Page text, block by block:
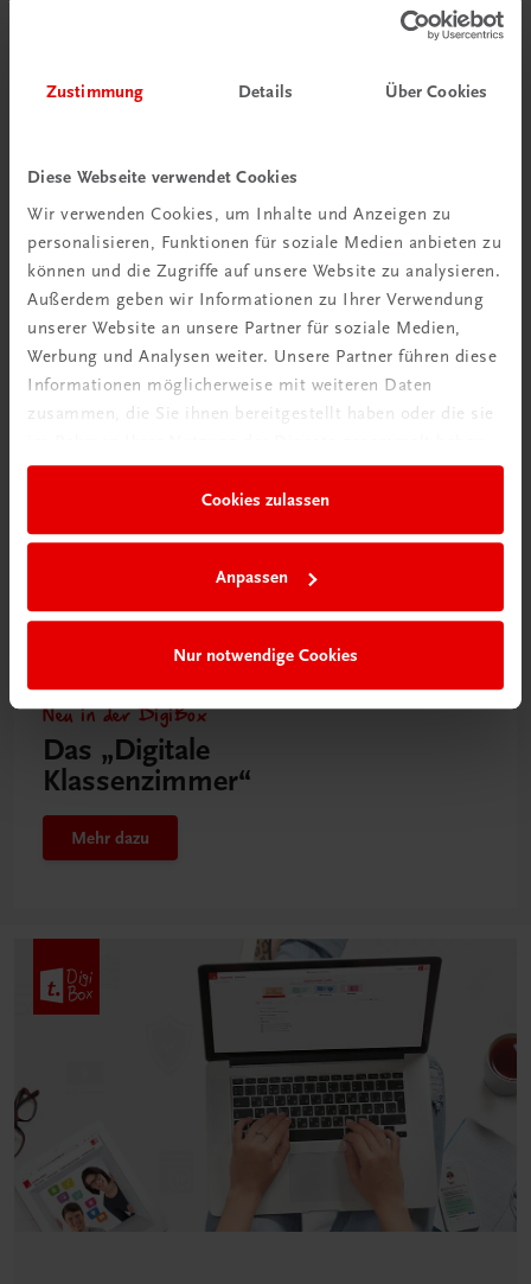
Zustimmung Details Über Cookies
Diese Webseite verwendet Cookies
Wir verwenden Cookies, um Inhalte und Anzeigen zu
personalisieren, Funktionen für soziale Medien anbieten zu
können und die Zugriffe auf unsere Website zu analysieren.
Außerdem geben wir Informationen zu Ihrer Verwendung
unserer Website an unsere Partner für soziale Medien,
Werbung und Analysen weiter. Unsere Partner führen diese
Informationen möglicherweise mit weiteren Daten
zusammen, die Sie ihnen bereitgestellt haben oder die sie
Cookies zulassen
Anpassen
Nur notwendige Cookies
Schon entdeckt?
Ratgeber Schulpraxis
Mehr dazu
Neu in der DigiBox
Das „Digitale
Klassenzimmer“
Mehr dazu